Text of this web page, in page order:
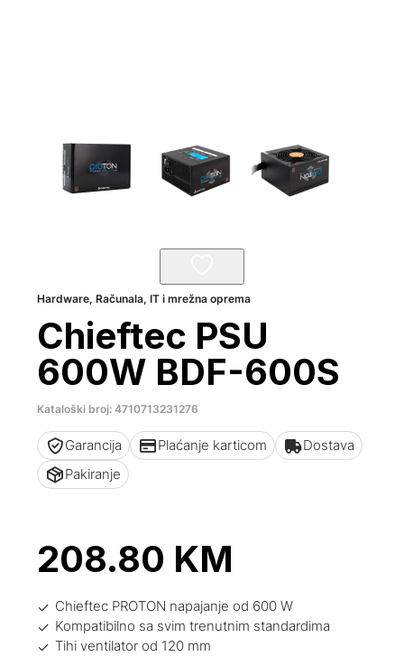
Hardware,Računala, IT i mrežna oprema
Chieftec PSU
600W BDF-600S
Kataloški broj: 4710713231276
Garancija Plaćanje karticom
Dostava
Pakiranje
208.80 KM
Chieftec PROTON napajanje od 600 W
Kompatibilno sa svim trenutnim standardima
Tihi ventilator od 120 mm